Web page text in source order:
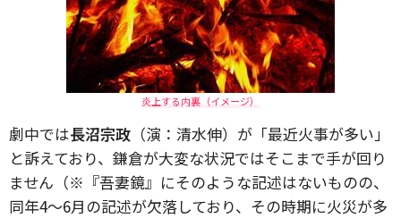
炎上する内裏（イメージ）
劇中では長沼宗政 （演：清水伸）が「最近火事が多い」
と訴えており、鎌倉が大変な状況ではそこまで手が回り
ません（※『吾妻鏡』にそのような記述はないものの、
同年4～6月の記述が欠落しており、その時期に火災が多